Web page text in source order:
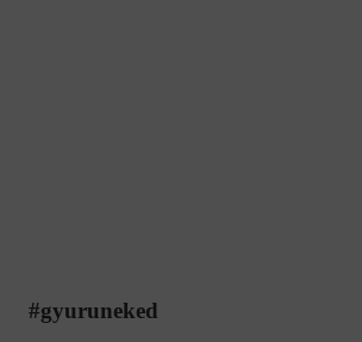
#gyuruneked